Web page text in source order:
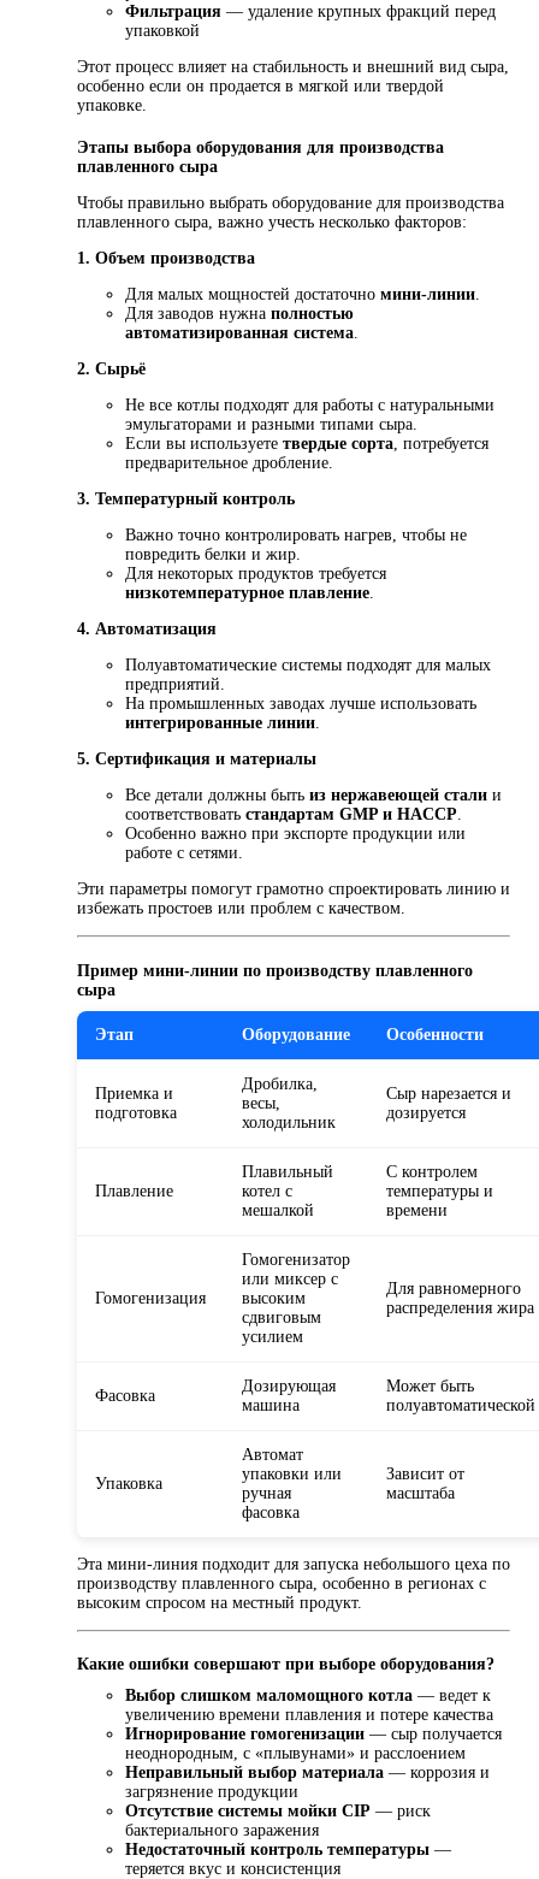
Фильтрация — удаление крупных фракций перед
упаковкой
Этот процесс влияет на стабильность и внешний вид сыра,
особенно если он продается в мягкой или твердой
упаковке.
Этапы выбора оборудования для производства
плавленного сыра
Чтобы правильно выбрать оборудование для производства
плавленного сыра, важно учесть несколько факторов:
1. Объем производства
Для малых мощностей достаточно мини-линии.
Для заводов нужна полностью
автоматизированная система.
2. Сырьё
Не все котлы подходят для работы с натуральными
эмульгаторами и разными типами сыра.
Если вы используете твердые сорта, потребуется
предварительное дробление.
3. Температурный контроль
Важно точно контролировать нагрев, чтобы не
повредить белки и жир.
Для некоторых продуктов требуется
низкотемпературное плавление.
4. Автоматизация
Полуавтоматические системы подходят для малых
предприятий.
На промышленных заводах лучше использовать
интегрированные линии.
5. Сертификация и материалы
Все детали должны быть из нержавеющей стали и
соответствовать стандартам GMP и HACCP.
Особенно важно при экспорте продукции или
работе с сетями.
Эти параметры помогут грамотно спроектировать линию и
избежать простоев или проблем с качеством.
Пример мини-линии по производству плавленного
сыра
Этап Оборудование Особенности
Приемка и
подготовка
Дробилка,
весы,
холодильник
Сыр нарезается и
дозируется
Плавление
Плавильный
котел с
мешалкой
С контролем
температуры и
времени
Гомогенизация
Гомогенизатор
или миксер с
высоким
сдвиговым
усилием
Для равномерного
распределения жира
Фасовка
Дозирующая
машина
Может быть
полуавтоматической
Упаковка
Автомат
упаковки или
ручная
фасовка
Зависит от
масштаба
Эта мини-линия подходит для запуска небольшого цеха по
производству плавленного сыра, особенно в регионах с
высоким спросом на местный продукт.
Какие ошибки совершают при выборе оборудования?
Выбор слишком маломощного котла — ведет к
увеличению времени плавления и потере качества
Игнорирование гомогенизации — сыр получается
неоднородным, с «плывунами» и расслоением
Неправильный выбор материала — коррозия и
загрязнение продукции
Отсутствие системы мойки CIP — риск
бактериального заражения
Недостаточный контроль температуры —
теряется вкус и консистенция